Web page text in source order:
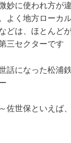
妙に使われ方が
よく地方ローカ
どは、ほとんど
三セクターです
になった松浦
佐世保といえば